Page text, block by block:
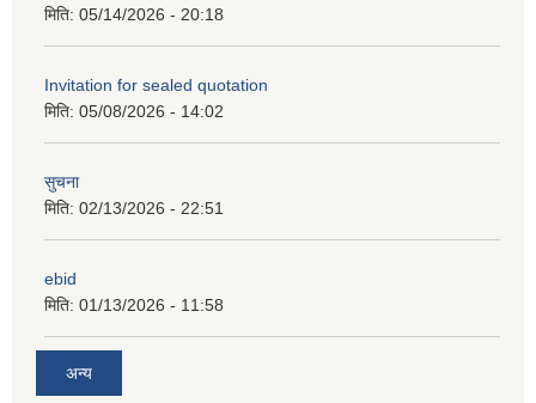
मिति: 05/14/2026 - 20:18
Invitation for sealed quotation
मिति: 05/08/2026 - 14:02
सुचना
मिति: 02/13/2026 - 22:51
ebid
मिति: 01/13/2026 - 11:58
अन्य